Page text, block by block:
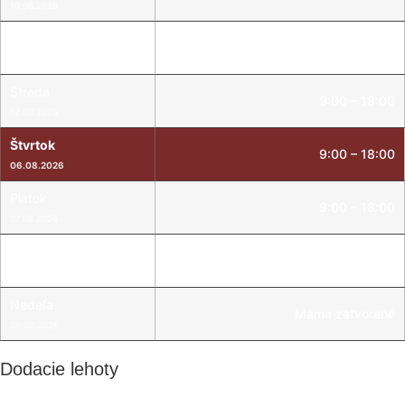
Štvrtok
06.08.2026
9:00 – 18:00
Dodacie lehoty